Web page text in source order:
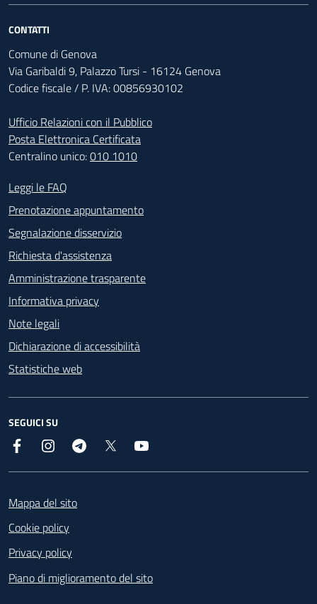
CONTATTI
Comune di Genova
Via Garibaldi 9, Palazzo Tursi - 16124 Genova
Codice fiscale / P. IVA: 00856930102
Ufficio Relazioni con il Pubblico
Posta Elettronica Certificata
Centralino unico:010 1010
Footer - Contatti
Leggi le FAQ
Prenotazione appuntamento
Segnalazione disservizio
Richiesta d'assistenza
Amministrazione trasparente
Informativa privacy
Note legali
Dichiarazione di accessibilità
Statistiche web
SEGUICI SU
Facebook InstagramTelegram
Mappa del sito
Cookie policy
Privacy policy
Piano di miglioramento del sito